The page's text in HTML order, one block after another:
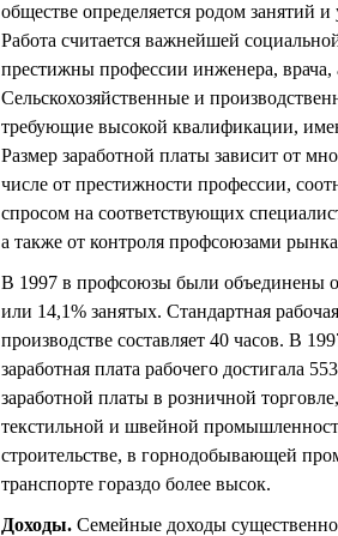
обществе определяется родом занятий
Работа считается важнейшей
престижны профессии инженера, врача,
Сельскохозяйственные и
требующие высокой квалификации,
Размер заработной платы зависит от
числе от престижности профессии,
спросом на соответствующих
а также от контроля профсоюзами
В 1997 в профсоюзы были объединены
или 14,1% занятых. Стандартная
производстве составляет 40 часов. В
заработная плата рабочего достигала
заработной платы в розничной
текстильной и швейной
строительстве, в горнодобывающей
транспорте гораздо более высок.
Доходы. Семейные доходы существенно